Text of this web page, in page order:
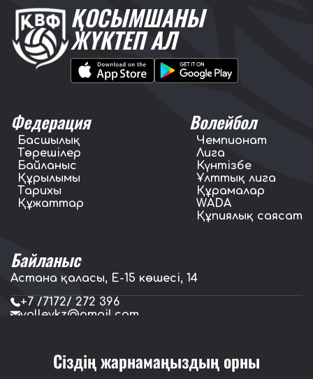
ҚОСЫМШАНЫ
ЖҮКТЕП АЛ
Федерация
Басшылық
Төрешілер
Байланыс
Құрылымы
Тарихы
Құжаттар
Волейбол
Чемпионат
Лига
Күнтізбе
Ұлттық лига
Құрамалар
WADA
Құпиялық саясат
Байланыс
Астана қаласы, E-15 көшесі, 14
+7 /7172/ 272 396
volleykz@gmail.com
Сіздің жарнамаңыздың орны